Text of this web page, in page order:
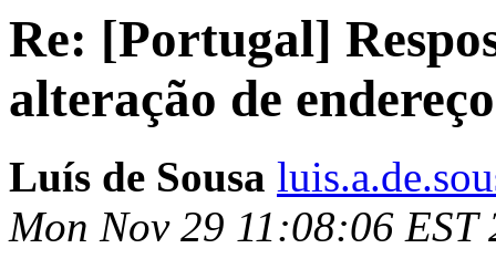
Re: [Portugal]
alteração de
Luís de Sousa
Mon Nov 29 11:08:06 EST